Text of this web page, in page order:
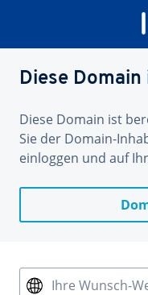
Diese
Diese Domain ist
Sie der Domain-
einloggen und auf
Ihre Wunsch-